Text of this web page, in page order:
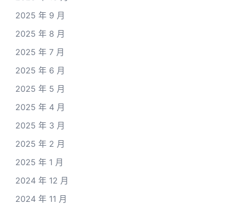
2025 年 9 月
2025 年 8 月
2025 年 7 月
2025 年 6 月
2025 年 5 月
2025 年 4 月
2025 年 3 月
2025 年 2 月
2025 年 1 月
2024 年 12 月
2024 年 11 月